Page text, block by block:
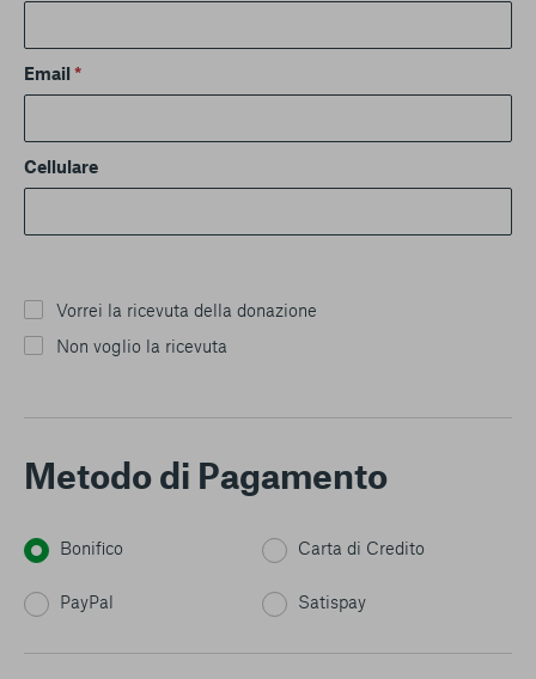
Email*
Cellulare
Vorrei la ricevuta della donazione
Non voglio la ricevuta
Metodo di Pagamento
Bonifico Carta di Credito
PayPal Satispay